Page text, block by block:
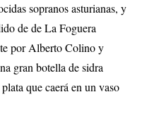
sopranos asturianas, y
de de La Foguera
por Alberto Colino y
gran botella de sidra
que caerá en un vaso